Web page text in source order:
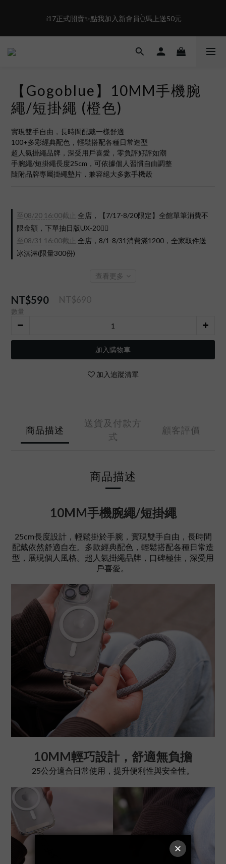
盛夏限定☀️週週抽LINE POINT｜滿1000即享免運
0
26
0
i17正式開賣✨點我加入新會員👆馬上送50元
盛夏限定☀️週週抽LINE POINT｜滿1000即享免運
【Gogoblue】10MM手機腕
繩/短掛繩 (橙色)
實現雙手自由，長時間配戴一樣舒適
100+多彩經典配色，輕鬆搭配各種日常造型
超人氣掛繩品牌，深受用戶喜愛，零負評好評如潮
手腕繩/短掛繩長度25cm，可依據個人習慣自由調整
隨附品牌專屬掛繩墊片，兼容絕大多數手機殼
至08/20 16:00截止
全店，【7/17-8/20限定】全館單筆消費不
限金額，下單抽日版UX-20❤️‍🔥
至08/31 16:00截止
全店，8/1-8/31消費滿1200，全家取件送
冰淇淋(限量300份)
查看更多
NT$590 NT$690
數量
加入購物車
加入追蹤清單
商品描述
送貨及付款方
式
顧客評價
商品描述
10MM手機腕繩/短掛繩
25cm長度設計，輕鬆掛於手腕，實現雙手自由，長時間
配戴依然舒適自在。多款經典配色，輕鬆搭配各種日常造
型，展現個人風格。超人氣掛繩品牌，口碑極佳，深受用
戶喜愛。
10MM輕巧設計，舒適無負擔
25公分適合日常使用，提升便利性與安全性。